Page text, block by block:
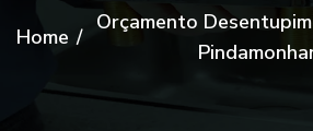
Home /
Orçamento